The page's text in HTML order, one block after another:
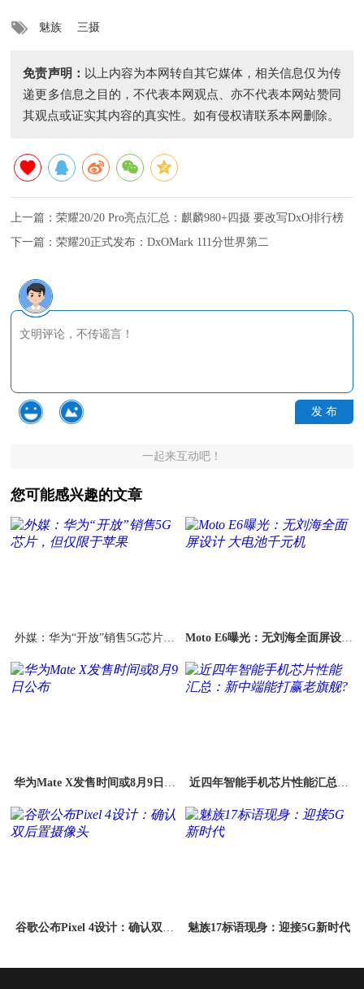
魅族 三摄
免责声明： 以上内容为本网转自其它媒体，相关信息仅为传
递更多信息之目的，不代表本网观点、亦不代表本网站赞同
其观点或证实其内容的真实性。如有侵权请联系本网删除。
上一篇：荣耀20/20 Pro亮点汇总：麒麟980+四摄 要改写DxO排行榜
下一篇：荣耀20正式发布：DxOMark 111分世界第二
发 布
一起来互动吧！
您可能感兴趣的文章
外媒：华为“开放”销售5G芯片，
Moto E6曝光：无刘海全面屏设计
华为Mate X发售时间或8月9日公
近四年智能手机芯片性能汇总：
谷歌公布Pixel 4设计：确认双后
魅族17标语现身：迎接5G新时代